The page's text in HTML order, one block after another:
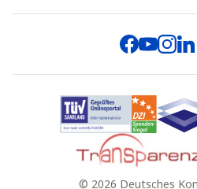
Facebook
Logo
© 2026 Deutsches